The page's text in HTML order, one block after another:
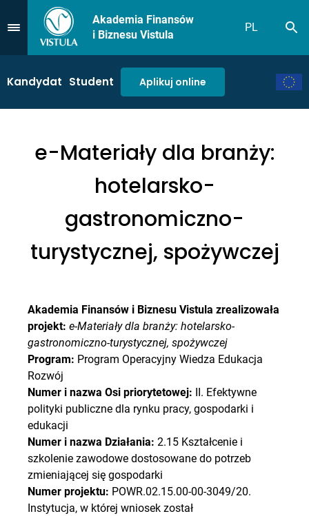
Przejdź do Menu
Akademia Finansów
i Biznesu Vistula
PL
Kandydat Student Aplikuj online
e-Materiały dla branży:
hotelarsko-
gastronomiczno-
turystycznej, spożywczej
Akademia Finansów i Biznesu Vistula zrealizowała
projekt: e-Materiały dla branży: hotelarsko-
gastronomiczno-turystycznej, spożywczej
Program: Program Operacyjny Wiedza Edukacja
Rozwój
Numer i nazwa Osi priorytetowej: II. Efektywne
polityki publiczne dla rynku pracy, gospodarki i
edukacji
Numer i nazwa Działania: 2.15 Kształcenie i
szkolenie zawodowe dostosowane do potrzeb
zmieniającej się gospodarki
Numer projektu: POWR.02.15.00-00-3049/20.
Instytucja, w której wniosek został